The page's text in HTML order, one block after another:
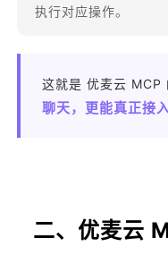
执行对应操作。
这就是 优麦云 MCP
聊天，更能真正接
二、优麦云